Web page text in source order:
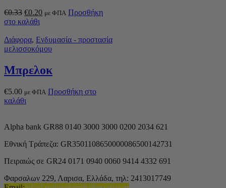
€0.33 €0.20 με ΦΠΑ Προσθήκη
στο καλάθι
Διάφορα, Ενδυμασία - προστασία
μελισσοκόμου
Μπρελοκ
€5.00 με ΦΠΑ Προσθήκη στο
καλάθι
Alpha bank GR88 0140 3000 3000 0200 2034 621
Εθνική Τράπεζα: GR3501108650000086500142731
Πειραιώς σε GR24 0171 0940 0060 9414 4332 691
Φαρσαλων 229, Λαρισα, Ελλάδα, τηλ: 2413017749